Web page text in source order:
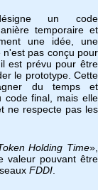
un code
temporaire et
une idée, une
n'est pas conçu pour
est prévu pour être
le prototype. Cette
du temps et
code final, mais elle
ne respecte pas les
Holding Time»,
valeur pouvant être
FDDI